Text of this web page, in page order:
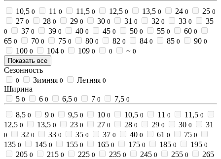
10,5 0 11 0 11,5 0 12,5 0 13,5 0 24 0 25 0
27 0 28 0 29 0 30 0 31 0 32 0 33 0 35
0 37 0 39 0 40 0 45 0 50 0 55 0 60 0
65 0 70 0 75 0 80 0 82 0 84 0 85 0 90 0
100 0 104 0 109 0 0 ~ 0
Показать все
Сезонность
0 Зимняя 0 Летняя 0
Ширина
5 0 6 0 6,5 0 7 0 7,5 0
8,5 0 9 0 9,5 0 10 0 10,5 0 11 0 11,5 0
12,5 0 13,5 0 23 0 27 0 28 0 29 0 30 0 31
0 32 0 33 0 35 0 37 0 40 0 61 0 75 0
135 0 145 0 155 0 165 0 175 0 185 0 195 0
205 0 215 0 225 0 235 0 245 0 255 0 265